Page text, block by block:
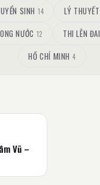
SINH 14 LÝ THUYẾT
NƯỚC 12 THI LÊN ĐAI
HỒ CHÍ MINH 4
Vũ –